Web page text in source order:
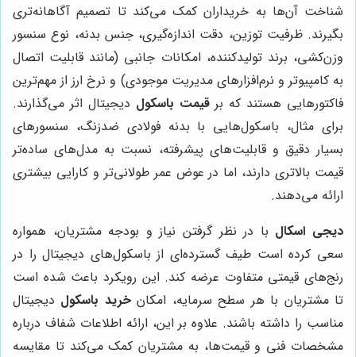
شناخت آن‌ها به خریداران کمک می‌کند تا تصمیم آگاهانه‌تری
بگیرند. ظرفیت توزین، دقت اندازه‌گیری، جنس بدنه، نوع سنسور
وزن‌کشی، برند تولیدکننده، امکانات جانبی (مانند قابلیت اتصال
به کامپیوتر و نرم‌افزارهای مدیریت موجودی) و نرخ ارز از مهم‌ترین
فاکتورهایی هستند که برقیمت باسکول دیجیتال اثر می‌گذارند.
برای مثال، باسکول‌هایی با بدنه فولادی ضدزنگ، سنسورهای
بسیار دقیق و قابلیت‌های پیشرفته، نسبت به مدل‌های ساده‌تر
قیمت بالاتری دارند، اما در عوض عمر طولانی‌تر و کارایی بیشتری
ارائه می‌دهند.
دیجی اسکال با در نظر گرفتن نیاز و بودجه مشتریان، همواره
سعی کرده است طیف گسترده‌ای از باسکول‌های دیجیتال را در
رنج‌های قیمتی متفاوت عرضه کند. این رویکرد باعث شده است
تا مشتریان با هر سطح سرمایه، امکانخرید باسکول دیجیتال
مناسب را داشته باشند. علاوه بر این، ارائه اطلاعات شفاف درباره
مشخصات فنی و قیمت‌ها، به مشتریان کمک می‌کند تا مقایسه